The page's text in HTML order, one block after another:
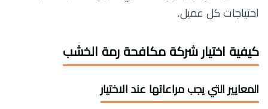
احتياجات كل عميل.
كيفية اختيار شركة مكافحة رمة الخشب
المعايير التي يجب مراعاتها عند الاختيار